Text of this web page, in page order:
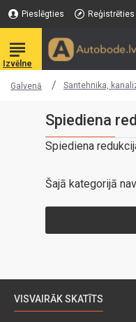
Pieslēgties Reģistrēties
Galvenā Santehnika,
Spiediena
Spiediena
Šajā kategorijā
VISVAIRĀK SKATĪTS